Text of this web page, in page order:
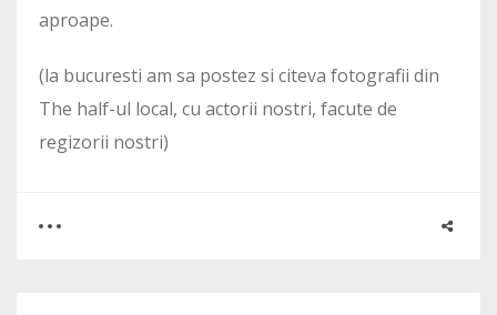
aproape.
(la bucuresti am sa postez si citeva fotografii din
The half-ul local, cu actorii nostri, facute de
regizorii nostri)